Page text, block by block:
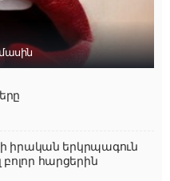
իրական երկրպագուն
հարցերին